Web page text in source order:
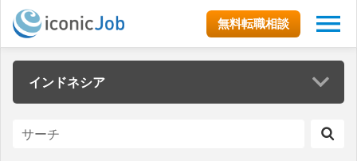
無料転職相談
インドネシア